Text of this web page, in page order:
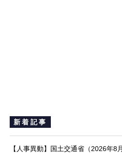
新着記事
【人事異動】国土交通省（2026年8